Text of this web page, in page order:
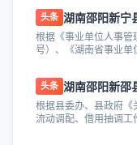
头条 湖南邵阳新宁
根据《事业单位人事
号）、《湖南省事业单
头条 湖南邵阳新邵
根据县委办、县政府《
流动调配、借用抽调工